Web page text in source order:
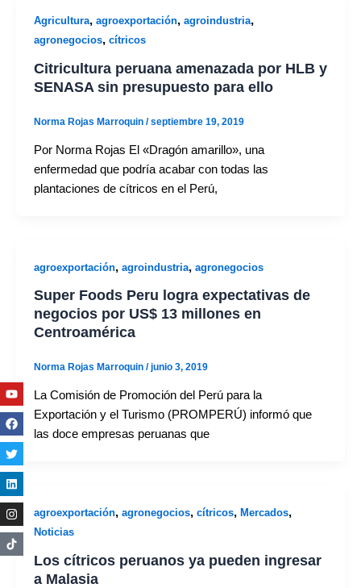
Agricultura, agroexportación, agroindustria,
agronegocios, cítricos
Citricultura peruana amenazada por HLB y
SENASA sin presupuesto para ello
Norma Rojas Marroquin /septiembre 19, 2019
Por Norma Rojas El «Dragón amarillo», una
enfermedad que podría acabar con todas las
plantaciones de cítricos en el Perú,
agroexportación, agroindustria, agronegocios
Super Foods Peru logra expectativas de
negocios por US$ 13 millones en
Centroamérica
Norma Rojas Marroquin /junio 3, 2019
La Comisión de Promoción del Perú para la
Exportación y el Turismo (PROMPERÚ) informó que
las doce empresas peruanas que
agroexportación, agronegocios, cítricos, Mercados,
Noticias
Los cítricos peruanos ya pueden ingresar
a Malasia
Youtube
Facebook
Twitter
Linkedin
Instagram